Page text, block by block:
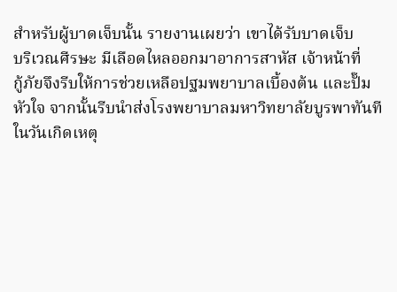
สำหรับผู้บาดเจ็บนั้น รายงานเผยว่า เขาได้รับบาดเจ็บ
บริเวณศีรษะ มีเลือดไหลออกมาอาการสาหัส เจ้าหน้าที่
กู้ภัยจึงรีบให้การช่วยเหลือปฐมพยาบาลเบื้องต้น และปั๊ม
หัวใจ จากนั้นรีบนำส่งโรงพยาบาลมหาวิทยาลัยบูรพาทันที
ในวันเกิดเหตุ